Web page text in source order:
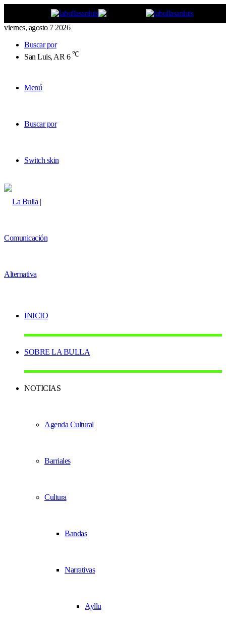
viernes, agosto 7 2026
Buscar por
San Luis, AR 6 ℃
Menú
Buscar por
Switch skin
INICIO
SOBRE LA BULLA
NOTICIAS
Agenda Cultural
Barriales
Cultura
Bandas
Narrativas
Ayllu